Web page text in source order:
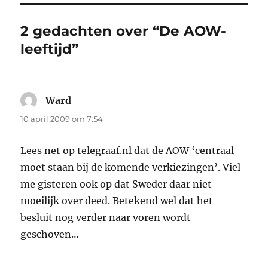
2 gedachten over “De AOW-
leeftijd”
Ward
10 april 2009 om 7:54
Lees net op telegraaf.nl dat de AOW ‘centraal
moet staan bij de komende verkiezingen’. Viel
me gisteren ook op dat Sweder daar niet
moeilijk over deed. Betekend wel dat het
besluit nog verder naar voren wordt
geschoven…